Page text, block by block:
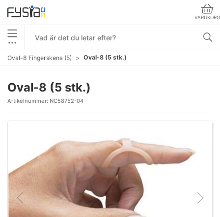
VARUKORG
•••
Oval-8 Fingerskena (5) Oval-8 (5 stk.)
Oval-8 (5 stk.)
Artikelnummer: NC58752-04